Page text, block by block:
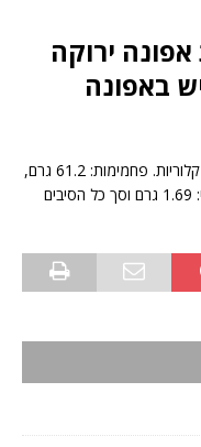
ירוקה
באפונה
ב100 גרם של אפונה ירוקה מטוגנת יש: 437 קלוריות. פחמימות: 61.2 גרם,
חלבונים: 20.6 גרם, שומן: 12.2 גרם, שומן רווי: 1.69 גרם וסך כל הסיבים